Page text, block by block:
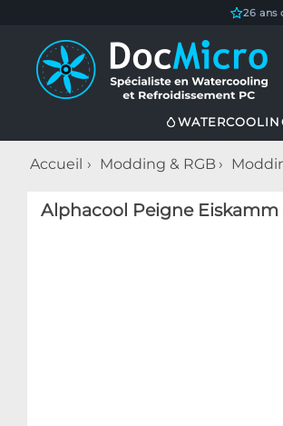
26 ans
Accueil Modding & RGB
Alphacool Peigne